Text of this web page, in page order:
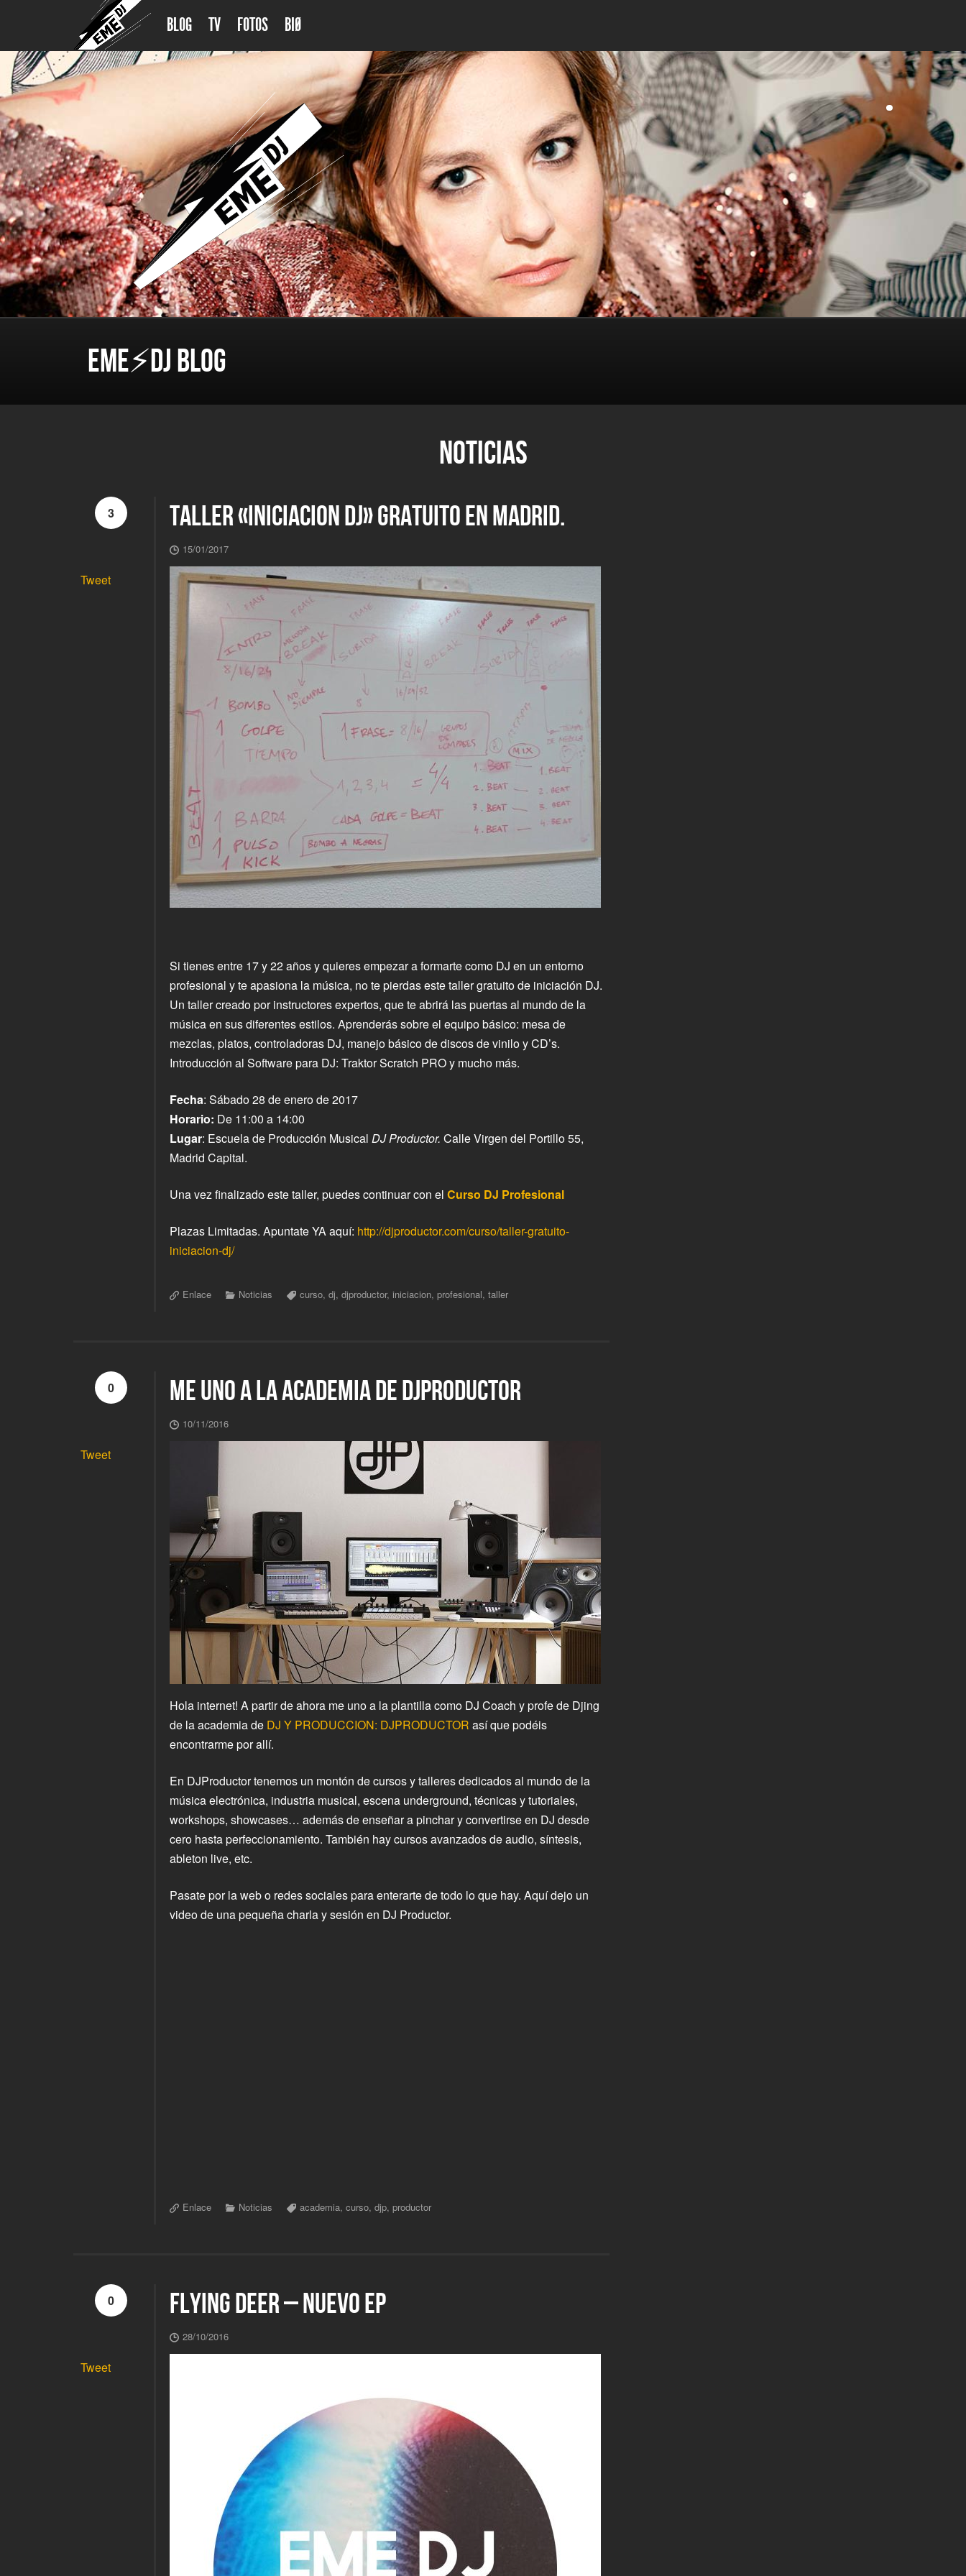
BLOG TV FOTOS BIØ
EME⚡DJ BLOG
NOTICIAS
3
Tweet
TALLER «INICIACION DJ» GRATUITO EN MADRID.
15/01/2017
Si tienes entre 17 y 22 años y quieres empezar a formarte como DJ en un entorno
profesional y te apasiona la música, no te pierdas este taller gratuito de iniciación DJ.
Un taller creado por instructores expertos, que te abrirá las puertas al mundo de la
música en sus diferentes estilos. Aprenderás sobre el equipo básico: mesa de
mezclas, platos, controladoras DJ, manejo básico de discos de vinilo y CD’s.
Introducción al Software para DJ: Traktor Scratch PRO y mucho más.
Fecha: Sábado 28 de enero de 2017
Horario: De 11:00 a 14:00
Lugar: Escuela de Producción MusicalDJ Productor. Calle Virgen del Portillo 55,
Madrid Capital.
Una vez finalizado este taller, puedes continuar con elCurso DJ Profesional
Plazas Limitadas. Apuntate YA aquí: http://djproductor.com/curso/taller-gratuito-
iniciacion-dj/
Enlace Noticias curso,dj,djproductor,iniciacion,profesional,taller
0
Tweet
ME UNO A LA ACADEMIA DE DJPRODUCTOR
10/11/2016
Hola internet! A partir de ahora me uno a la plantilla como DJ Coach y profe de Djing
de la academia de DJ Y PRODUCCION: DJPRODUCTOR así que podéis
encontrarme por allí.
En DJProductor tenemos un montón de cursos y talleres dedicados al mundo de la
música electrónica, industria musical, escena underground, técnicas y tutoriales,
workshops, showcases… además de enseñar a pinchar y convertirse en DJ desde
cero hasta perfeccionamiento. También hay cursos avanzados de audio, síntesis,
ableton live, etc.
Pasate por la web o redes sociales para enterarte de todo lo que hay. Aquí dejo un
video de una pequeña charla y sesión en DJ Productor.
Enlace Noticias academia,curso,djp,productor
0
Tweet
FLYING DEER – NUEVO EP
28/10/2016